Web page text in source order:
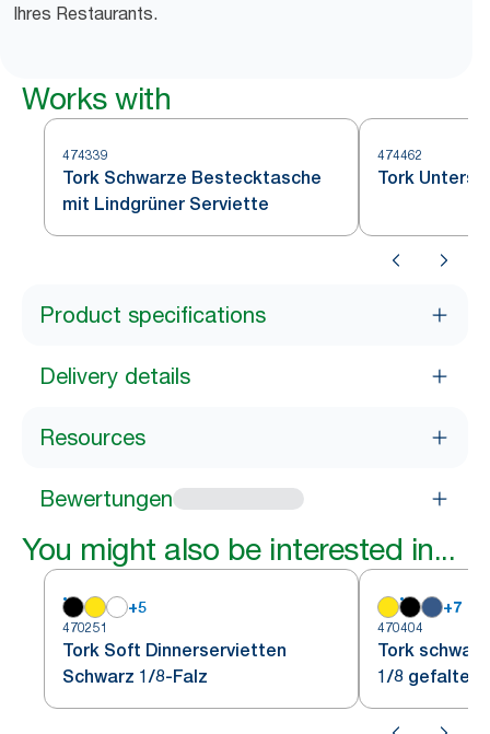
Ihres Restaurants.
Works with
474339
Tork Schwarze Bestecktasche
mit Lindgrüner Serviette
474462
Tork
Product specifications
Delivery details
Resources
Bewertungen
You might also be interested in...
+5
470251
Tork Soft Dinnerservietten
Schwarz 1/8-Falz
+7
470404
Tork
1/8 gefaltet